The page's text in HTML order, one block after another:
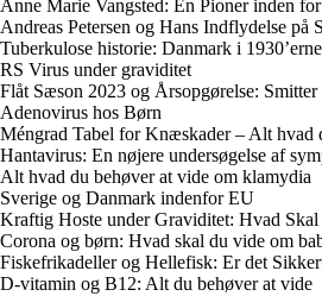
Anne Marie Vangsted: En Pioner inden
Andreas Petersen og Hans Indflydelse på
Tuberkulose historie: Danmark i 1930’erne
RS Virus under graviditet
Flåt Sæson 2023 og Årsopgørelse:
Adenovirus hos Børn
Méngrad Tabel for Knæskader – Alt hvad
Hantavirus: En nøjere undersøgelse af
Alt hvad du behøver at vide om klamydia
Sverige og Danmark indenfor EU
Kraftig Hoste under Graviditet: Hvad
Corona og børn: Hvad skal du vide om
Fiskefrikadeller og Hellefisk: Er det
D-vitamin og B12: Alt du behøver at vide